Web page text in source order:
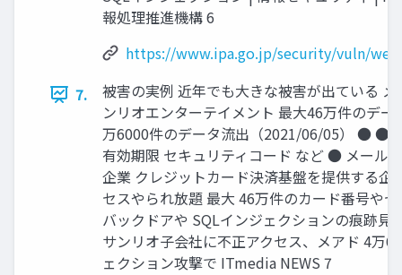
報処理推進機構 6
https://www.ipa.go.jp/security/vuln/
7.
被害の実例 近年でも大きな被害が出ている
ンリオエンターテイメント 最大46万件のデ
万6000件のデータ流出（2021/06/05） ● ●
有効期限 セキュリティコード など ● メール
企業 クレジットカード決済基盤を提供する企
セスやられ放題 最大 46万件のカード番号や
バックドアや SQLインジェクションの痕跡見
サンリオ子会社に不正アクセス、メアド 4万
ェクション攻撃で ITmedia NEWS 7